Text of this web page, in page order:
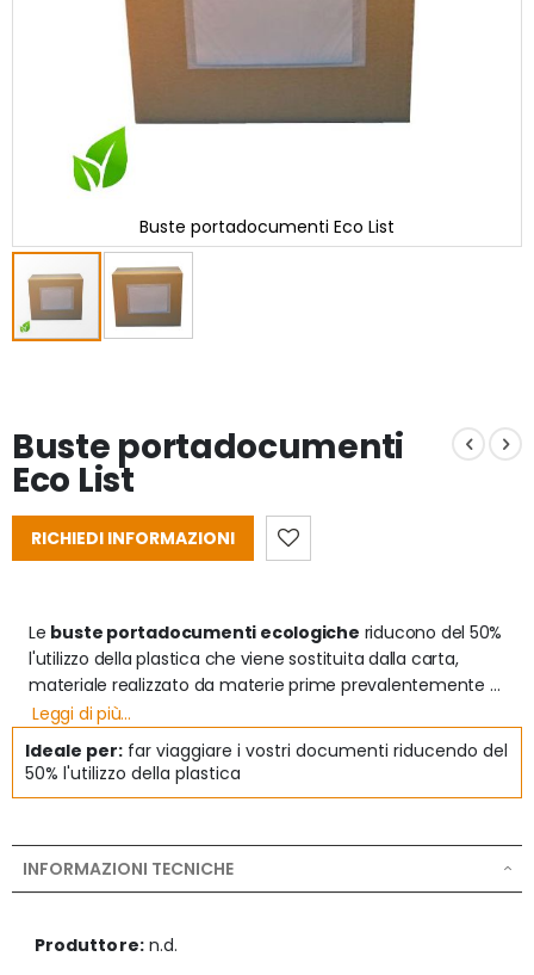
Buste portadocumenti Eco List
di
immagini
Buste portadocumenti
Eco List
RICHIEDI INFORMAZIONI
Le buste portadocumenti ecologiche riducono del 50%
l'utilizzo della plastica che viene sostituita dalla carta,
materiale realizzato da materie prime prevalentemente
vegetali, riciclabile e d eco-sostenibile.
Sono realizzate da:
- uno strato di carta siliconata "cloro free"
free"
- un film superiore in polietilene multistrato
adesiva prima contenente polietilene sostituita da 40g di
Leggi di più...
Ideale per: far viaggiare i vostri documenti riducendo del
50% l'utilizzo della plastica
INFORMAZIONI TECNICHE
Produttore:n.d.